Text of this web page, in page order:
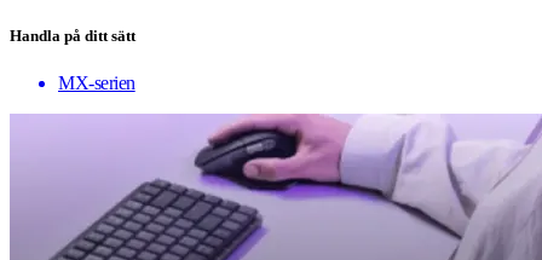
Handla på ditt sätt
MX-serien